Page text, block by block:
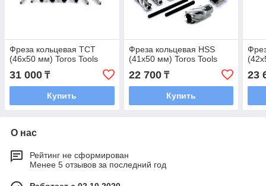
Фреза кольцевая TCT
(46x50 мм) Toros Tools
31 000 ₸
Купить
Фреза кольцевая HSS
(41x50 мм) Toros Tools
22 700₸
Купить
23
О нас
Рейтинг не сформирован
Менее 5 отзывов за последний год